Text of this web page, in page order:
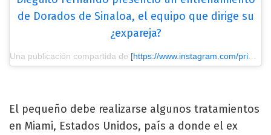
de Dorados de Sinaloa, el equipo que dirige su
¿expareja?
Una publicación compartida de [https://www.instagram.com/primiciasya/?utm_source=ig_embed&utm_medium=loading] Primicias Ya
El pequeño debe realizarse algunos tratamientos
en Miami, Estados Unidos, país a donde el ex